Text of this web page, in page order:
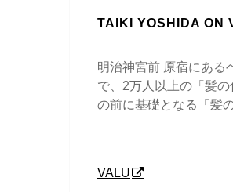
TAIKI YOSHIDA ON
明治神宮前 原宿にある
で、2万人以上の「髪
の前に基礎となる「髪
VALU